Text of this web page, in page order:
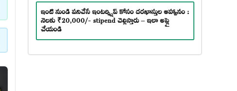
ఇంటి నుండి పనిచేసే ఇంటర్న్షిప్ కోసం దరఖాస్తుల ఆహ్వానం :
నెలకు ₹20,000/- stipend చెల్లిస్తారు – ఇలా అప్లై
చేయండి